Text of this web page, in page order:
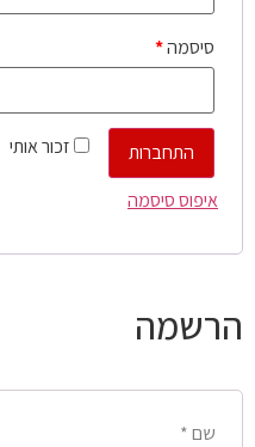
סיסמה*
זכור אותי
התחברות
איפוס סיסמה
הרשמה
שם *